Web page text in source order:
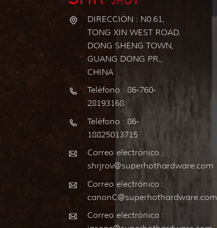
DIRECCIÓN : N0.61,
TONG XIN WEST ROAD.
DONG SHENG TOWN,
GUANG DONG PR.,
CHINA
Teléfono : 86-760-
28193168
Teléfono : 86-
18825013715
Correo electrónico :
shrjrov@superhothardware.com
Correo electrónico :
canonC@superhothardware.com
Correo electrónico :